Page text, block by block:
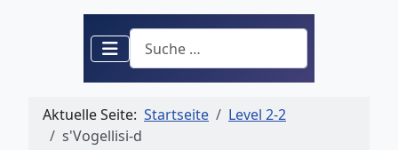
Suchen
Aktuelle Seite: Startseite
Level 2-2
s'Vogellisi-d